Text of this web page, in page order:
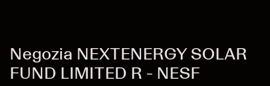
Negozia NEXTENERGY SOLAR
FUND LIMITED R - NESF